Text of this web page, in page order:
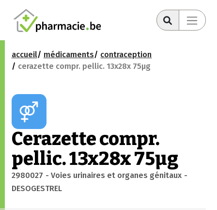
accueil médicaments
contraception
cerazette compr. pellic. 13x28x 75µg
Cerazette compr.
pellic. 13x28x 75µg
2980027 - Voies urinaires et organes génitaux -
DESOGESTREL